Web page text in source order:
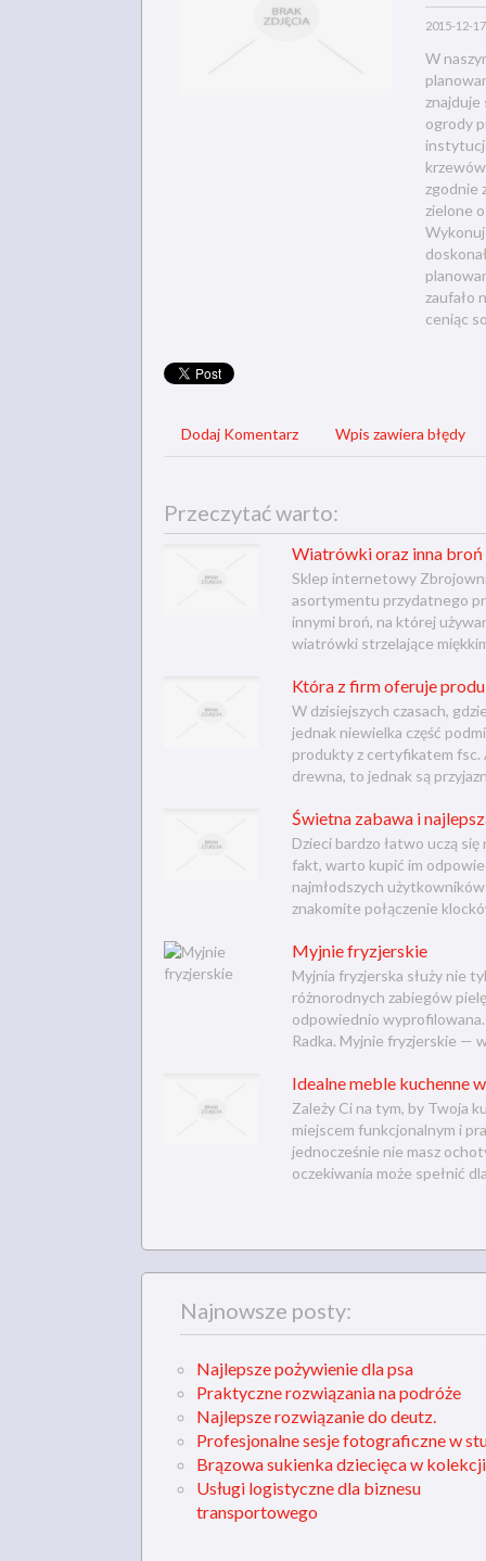
2015-12-17
W
ogrody
zgodnie
zielone
zaufało
ceniąc
Dodaj Komentarz Wpis zawiera błędy
Przeczytać warto:
Wiatrówki oraz inna broń
Sklep internetowy
asortymentu przydatnego
innymi broń, na której
wiatrówki strzelające
Która z firm oferuje
W dzisiejszych czasach,
jednak niewielka część
produkty z certyfikatem fsc.
drewna, to jednak są
Świetna zabawa i
Dzieci bardzo łatwo uczą
fakt, warto kupić im
najmłodszych
znakomite połączenie
Myjnie fryzjerskie
Myjnia fryzjerska służy nie
różnorodnych zabiegów
odpowiednio
Radka. Myjnie fryzjerskie —
Idealne meble kuchenne
Zależy Ci na tym, by Twoja
miejscem funkcjonalnym i
jednocześnie nie masz
oczekiwania może spełnić
Najnowsze posty:
Najlepsze pożywienie dla psa
Praktyczne rozwiązania na podróże
Najlepsze rozwiązanie do deutz.
Profesjonalne sesje fotograficzne w
Brązowa sukienka dziecięca w
Usługi logistyczne dla biznesu
transportowego